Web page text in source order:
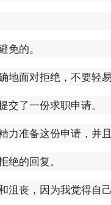
免的。
地面对拒绝，不要轻
交了一份求职申请。
力准备这份申请，并
绝的回复。
沮丧，因为我觉得自